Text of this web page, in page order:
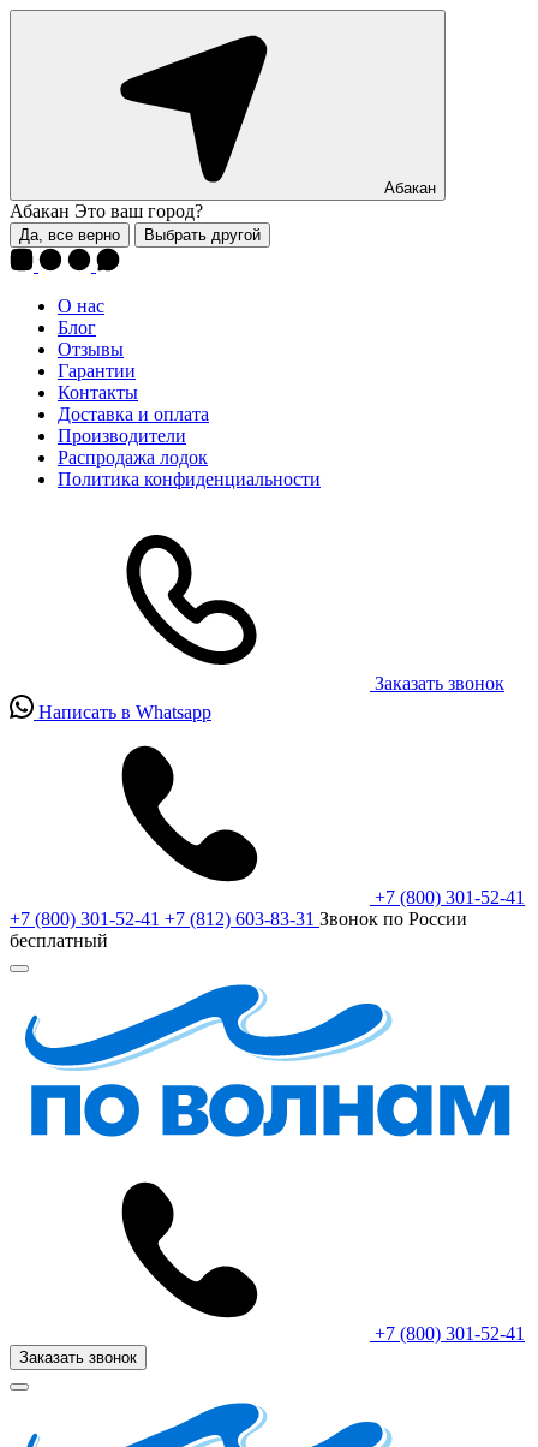
Абакан
Абакан Это ваш город?
Да, все верно Выбрать другой
О нас
Блог
Отзывы
Гарантии
Контакты
Доставка и оплата
Производители
Распродажа лодок
Политика конфиденциальности
Заказать звонок
Написать в Whatsapp
+7 (800) 301-52-41
+7 (800) 301-52-41 +7 (812) 603-83-31 Звонок по России
бесплатный
+7 (800) 301-52-41
Заказать звонок